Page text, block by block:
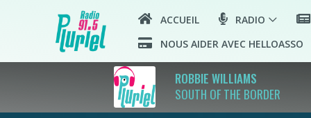
ACCUEIL RADIO
NOUS AIDER AVEC HELLOASSO
ROBBIE WILLIAMS
SOUTH OF THE BORDER